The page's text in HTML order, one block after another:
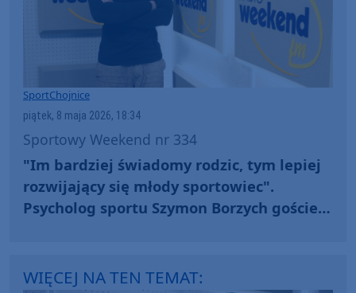
SportChojnice
piątek, 8 maja 2026, 18:34
Sportowy Weekend nr 334
"Im bardziej świadomy rodzic, tym lepiej
rozwijający się młody sportowiec".
Psycholog sportu Szymon Borzych gościem
WIĘCEJ NA TEN TEMAT: